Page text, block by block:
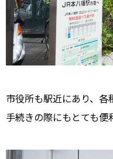
市役所も駅近にあり、
手続きの際にもとても便